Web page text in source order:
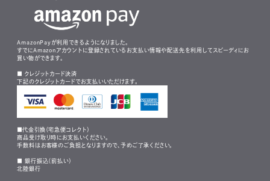
AmazonPayが利用できるようになりました。
すでにAmazonアカウントに登録されているお支払い情報や配送先を利用してスピーディにお
買い物ができます。
■ クレジットカード決済
下記のクレジットカードでお支払いいただけます。
■代金引換（宅急便コレクト）
商品受け取り時にお支払いください。
手数料はお客様のご負担となりますので、予めご了承ください。
■ 銀行振込（前払い）
北陸銀行